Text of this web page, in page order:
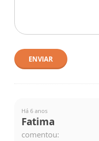
ENVIAR
Há 6 anos
Fatima
comentou: